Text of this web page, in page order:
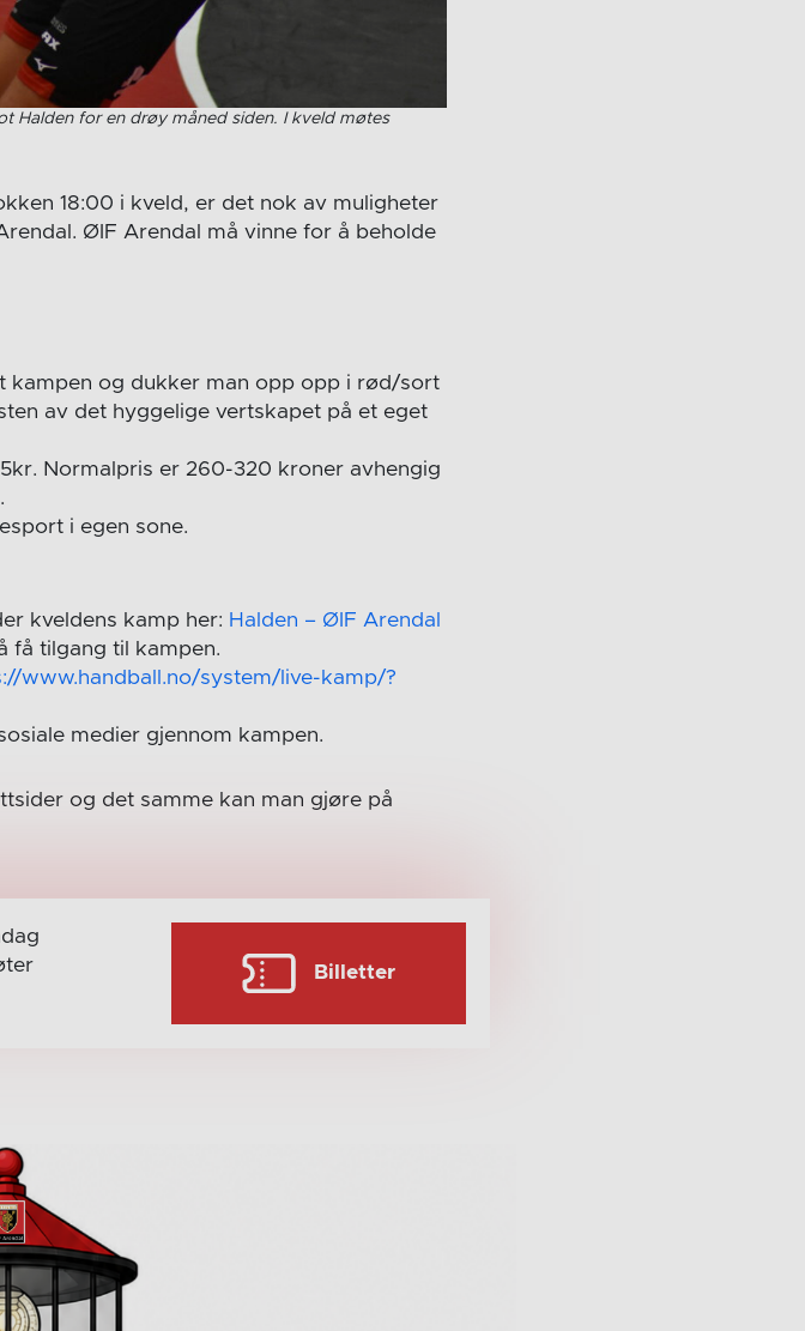
Halden for en drøy måned siden. I kveld møtes
18:00 i kveld, er det nok av muligheter
ØIF Arendal må vinne for å beholde
kampen og dukker man opp opp i rød/sort
av det hyggelige vertskapet på et eget
Normalpris er 260-320 kroner avhengig
i egen sone.
kveldens kamp her: Halden – ØIF Arendal
få tilgang til kampen.
www.handball.no/system/live-kamp/?
medier gjennom kampen.
og det samme kan man gjøre på
Billetter